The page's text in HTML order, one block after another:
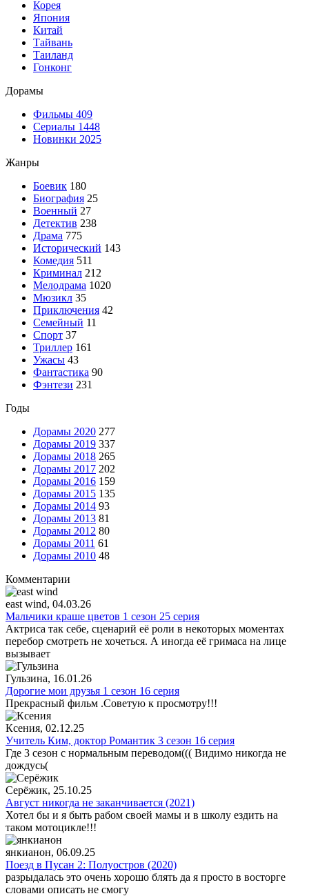
Корея
Япония
Китай
Тайвань
Таиланд
Гонконг
Дорамы
Фильмы 409
Сериалы 1448
Новинки 2025
Жанры
Боевик 180
Биография 25
Военный 27
Детектив 238
Драма 775
Исторический 143
Комедия 511
Криминал 212
Мелодрама 1020
Мюзикл 35
Приключения 42
Семейный 11
Спорт 37
Триллер 161
Ужасы 43
Фантастика 90
Фэнтези 231
Годы
Дорамы 2020 277
Дорамы 2019 337
Дорамы 2018 265
Дорамы 2017 202
Дорамы 2016 159
Дорамы 2015 135
Дорамы 2014 93
Дорамы 2013 81
Дорамы 2012 80
Дорамы 2011 61
Дорамы 2010 48
Комментарии
east wind, 04.03.26
Мальчики краше цветов 1 сезон 25 серия
Актриса так себе, сценарий её роли в некоторых моментах
перебор смотреть не хочеться. А иногда её гримаса на лице
вызывает
Гульзина, 16.01.26
Дорогие мои друзья 1 сезон 16 серия
Прекрасный фильм .Советую к просмотру!!!
Ксения, 02.12.25
Учитель Ким, доктор Романтик 3 сезон 16 серия
Где 3 сезон с нормальным переводом((( Видимо никогда не
дождусь(
Серёжик, 25.10.25
Август никогда не заканчивается (2021)
Хотел бы и я быть рабом своей мамы и в школу ездить на
таком мотоцикле!!!
янкианон, 06.09.25
Поезд в Пусан 2: Полуостров (2020)
разрыдалась это очень хорошо блять да я просто в восторге
словами описать не смогу